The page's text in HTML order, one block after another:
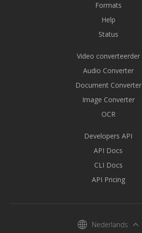
Formats
Help
Status
Video converteerder
Audio Converter
Document Converter
Image Converter
OCR
Developers API
API Docs
CLI Docs
API Pricing
Nederlands